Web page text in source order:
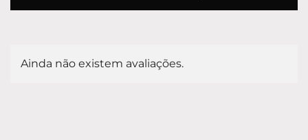
Ainda não existem avaliações.